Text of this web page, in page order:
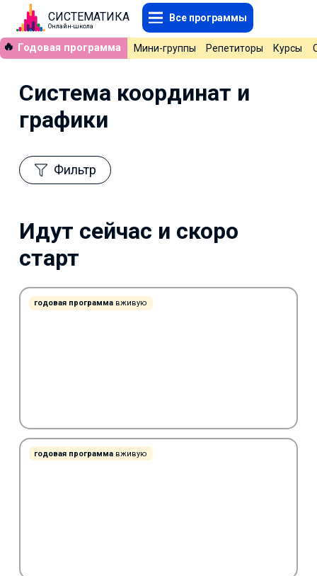
СИСТЕМАТИКА
Онлайн-школа
Все программы
🔥 Годовая программа Мини-группы Репетиторы Курсы
Система координат и
графики
Фильтр
Идут сейчас и скоро
старт
годовая программа вживую
годовая программа вживую